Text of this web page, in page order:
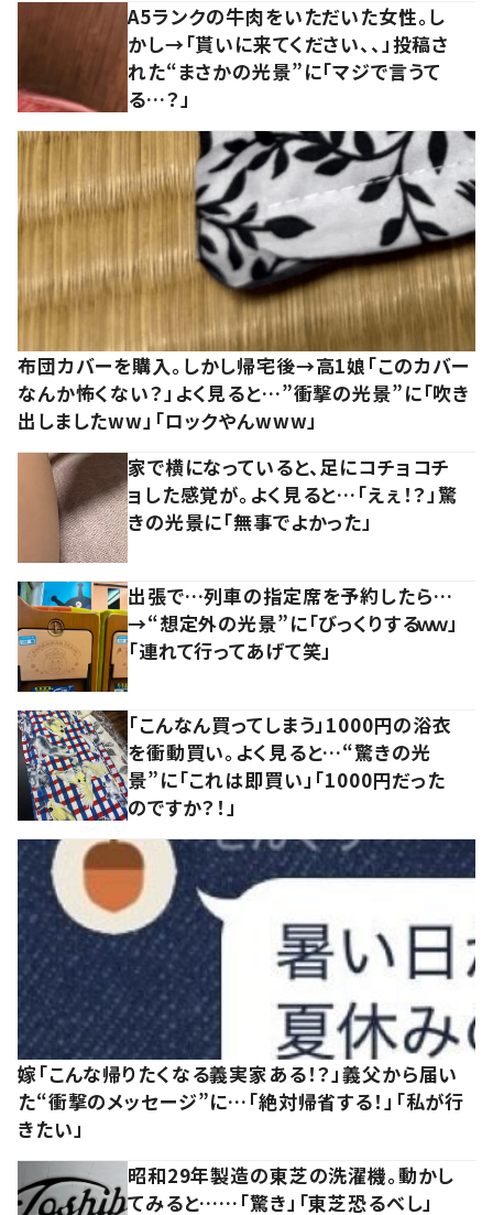
A5ランクの牛肉をいただいた女性。し
かし→「貰いに来てください、、」投稿さ
れた“まさかの光景”に「マジで言うて
る…？」
布団カバーを購入。しかし帰宅後→高1娘「このカバー
なんか怖くない？」よく見ると…”衝撃の光景”に「吹き
出しましたww」「ロックやんwww」
家で横になっていると、足にコチョコチ
ョした感覚が。よく見ると…「えぇ！？」驚
きの光景に「無事でよかった」
出張で…列車の指定席を予約したら…
→“想定外の光景”に「びっくりするｗｗ」
「連れて行ってあげて笑」
「こんなん買ってしまう」1000円の浴衣
を衝動買い。よく見ると…“驚きの光
景”に「これは即買い」「1000円だった
のですか？！」
嫁「こんな帰りたくなる義実家ある！？」義父から届い
た“衝撃のメッセージ”に…「絶対帰省する！」「私が行
きたい」
昭和29年製造の東芝の洗濯機。動かし
てみると……「驚き」「東芝恐るべし」